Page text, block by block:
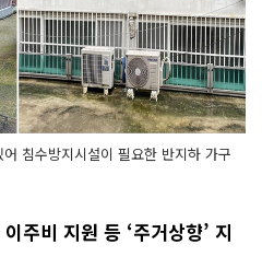
침수방지시설이 필요한 반지하 가구
주비 지원 등 ‘주거상향’ 지